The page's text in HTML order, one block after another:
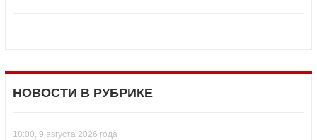
НОВОСТИ В РУБРИКЕ
18:00, 9 августа 2026 года